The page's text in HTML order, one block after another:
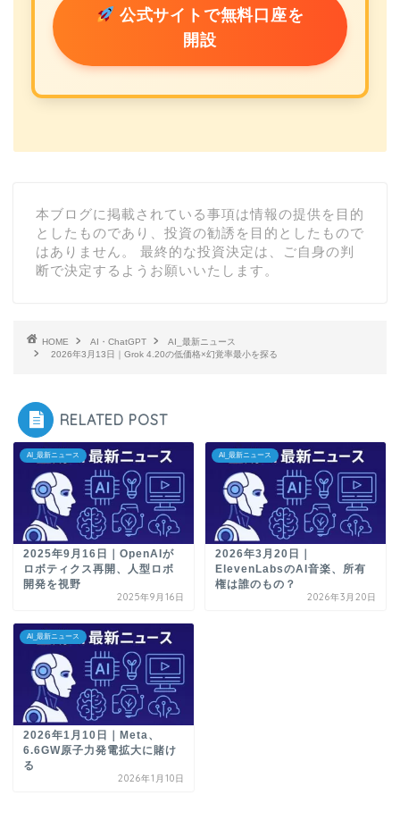
公式サイトで無料口座を
開設
本ブログに掲載されている事項は情報の提供を目的
としたものであり、投資の勧誘を目的としたもので
はありません。 最終的な投資決定は、ご自身の判
断で決定するようお願いいたします。
HOME AI・ChatGPT
AI_最新ニュース
2026年3月13日｜Grok 4.20の低価格×幻覚率最小を探る
RELATED POST
AI_最新ニュース
2025年9月16日｜OpenAIが
ロボティクス再開、人型ロボ
開発を視野
2025年9月16日
AI_最新ニュース
2026年3月20日｜
ElevenLabsのAI音楽、所有
権は誰のもの？
2026年3月20日
AI_最新ニュース
2026年1月10日｜Meta、
6.6GW原子力発電拡大に賭け
る
2026年1月10日